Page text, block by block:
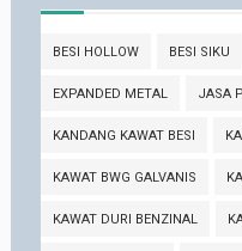
BESI HOLLOW BESI SIKU
EXPANDED METAL JASA
KANDANG KAWAT BESI
KAWAT BWG GALVANIS
KAWAT DURI BENZINAL